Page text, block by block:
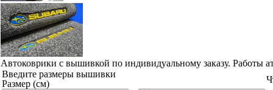
Автоковрики с вышивкой по индивидуальному заказу. Работы
Введите размеры вышивки
Размер (см)